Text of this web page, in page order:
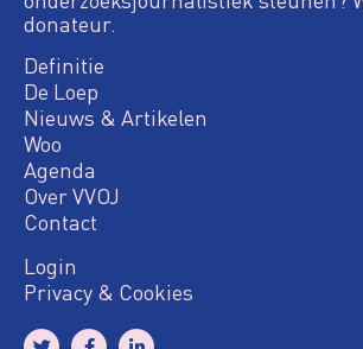
donateur.
Definitie
De Loep
Nieuws & Artikelen
Woo
Agenda
Over VVOJ
Contact
Login
Privacy & Cookies